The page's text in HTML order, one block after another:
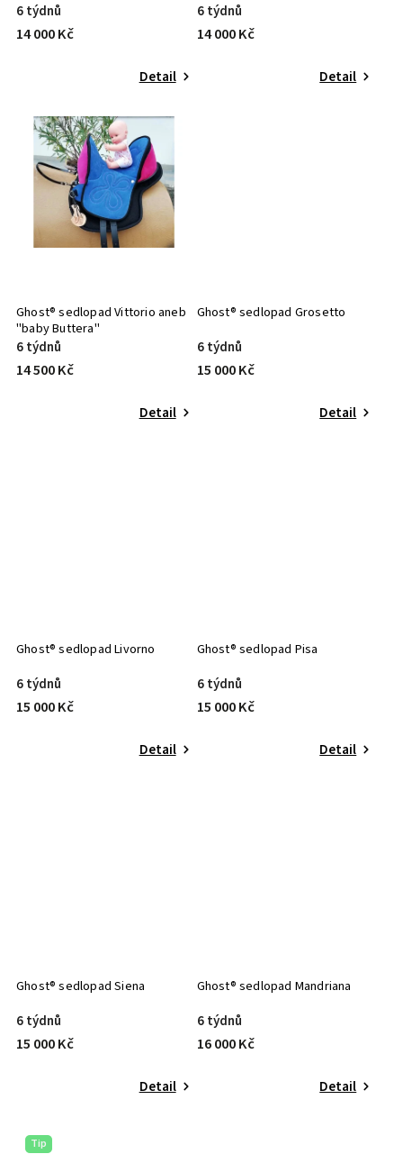
6 týdnů
14 000 Kč
Detail
6 týdnů
14 000 Kč
Detail
Ghost® sedlopad Vittorio aneb
"baby Buttera"
6 týdnů
14 500 Kč
Detail
Ghost® sedlopad Grosetto
6 týdnů
15 000 Kč
Detail
Ghost® sedlopad Livorno
6 týdnů
15 000 Kč
Detail
Ghost® sedlopad Pisa
6 týdnů
15 000 Kč
Detail
Ghost® sedlopad Siena
6 týdnů
15 000 Kč
Detail
Ghost® sedlopad Mandriana
6 týdnů
16 000 Kč
Detail
Tip